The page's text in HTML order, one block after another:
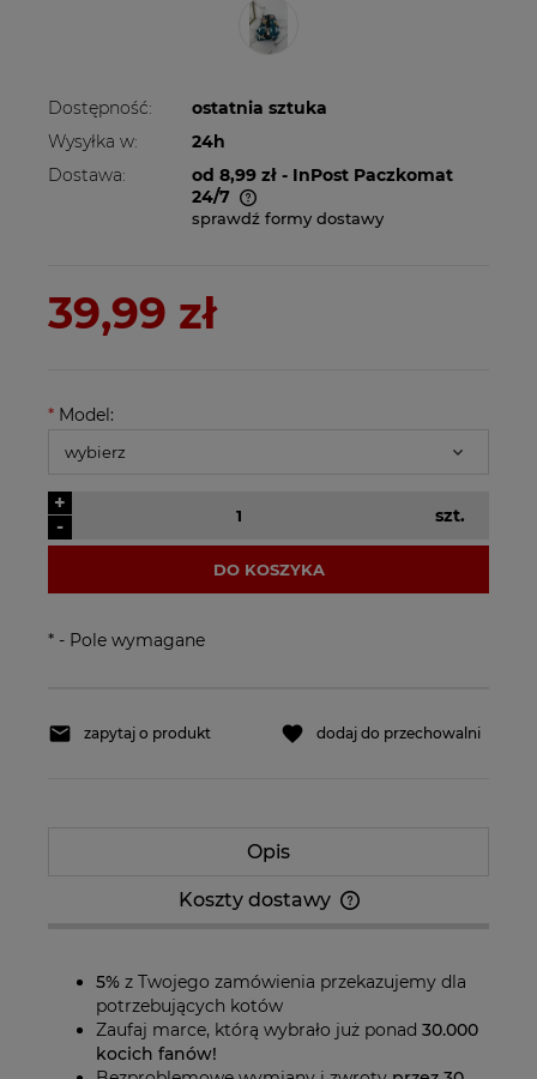
Dostępność:
ostatnia sztuka
Wysyłka w:
24h
Dostawa:
od 8,99 zł - InPost Paczkomat
24/7
Cena nie zawiera ewentualnych kosztów
sprawdź formy dostawy
39,99 zł
* Model:
-
+
szt.
DO KOSZYKA
* - Pole wymagane
zapytaj o produkt dodaj do przechowalni
Opis
Koszty dostawy
5% z Twojego zamówienia przekazujemy dla
potrzebujących kotów
Zaufaj marce, którą wybrało już ponad 30.000
kocich fanów!